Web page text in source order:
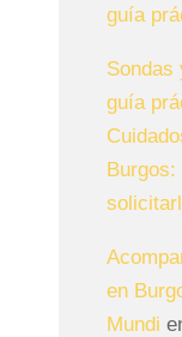
guía
Sondas
guía
Burgos:
en
Mundi